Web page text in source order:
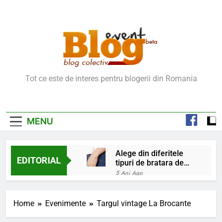
Blog Event – Cu Si
Tot ce este de interes pentru blogerii din Romania
MENU
EDITORIAL
Alege din diferitele
tipuri de bratara de
argint
5 Ani Ago
5 Ani Ago
Home Evenimente Targul vintage La Brocante